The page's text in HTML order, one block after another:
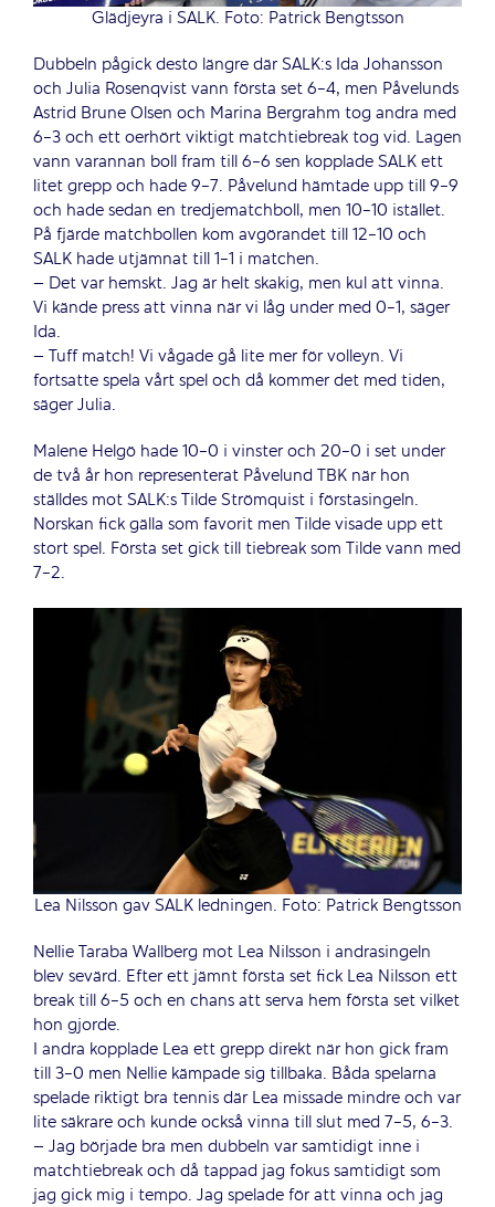
Glädjeyra i SALK. Foto: Patrick Bengtsson
Dubbeln pågick desto längre där SALK:s Ida Johansson
och Julia Rosenqvist vann första set 6-4, men Påvelunds
Astrid Brune Olsen och Marina Bergrahm tog andra med
6-3 och ett oerhört viktigt matchtiebreak tog vid. Lagen
vann varannan boll fram till 6-6 sen kopplade SALK ett
litet grepp och hade 9-7. Påvelund hämtade upp till 9-9
och hade sedan en tredjematchboll, men 10-10 istället.
På fjärde matchbollen kom avgörandet till 12-10 och
SALK hade utjämnat till 1-1 i matchen.
– Det var hemskt. Jag är helt skakig, men kul att vinna.
Vi kände press att vinna när vi låg under med 0-1, säger
Ida.
– Tuff match! Vi vågade gå lite mer för volleyn. Vi
fortsatte spela vårt spel och då kommer det med tiden,
säger Julia.
Malene Helgö hade 10-0 i vinster och 20-0 i set under
de två år hon representerat Påvelund TBK när hon
ställdes mot SALK:s Tilde Strömquist i förstasingeln.
Norskan fick gälla som favorit men Tilde visade upp ett
stort spel. Första set gick till tiebreak som Tilde vann med
7-2.
Lea Nilsson gav SALK ledningen. Foto: Patrick Bengtsson
Nellie Taraba Wallberg mot Lea Nilsson i andrasingeln
blev sevärd. Efter ett jämnt första set fick Lea Nilsson ett
break till 6-5 och en chans att serva hem första set vilket
hon gjorde.
I andra kopplade Lea ett grepp direkt när hon gick fram
till 3-0 men Nellie kämpade sig tillbaka. Båda spelarna
spelade riktigt bra tennis där Lea missade mindre och var
lite säkrare och kunde också vinna till slut med 7-5, 6-3.
– Jag började bra men dubbeln var samtidigt inne i
matchtiebreak och då tappad jag fokus samtidigt som
jag gick mig i tempo. Jag spelade för att vinna och jag